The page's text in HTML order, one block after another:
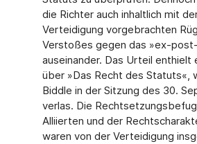
die Richter auch inhaltlich mit
Verteidigung vorgebrachten
Verstoßes gegen das »ex-
auseinander. Das Urteil enthielt
über »Das Recht des Statuts«,
Biddle in der Sitzung des 30.
verlas. Die
Alliierten und der
waren von der Verteidigung